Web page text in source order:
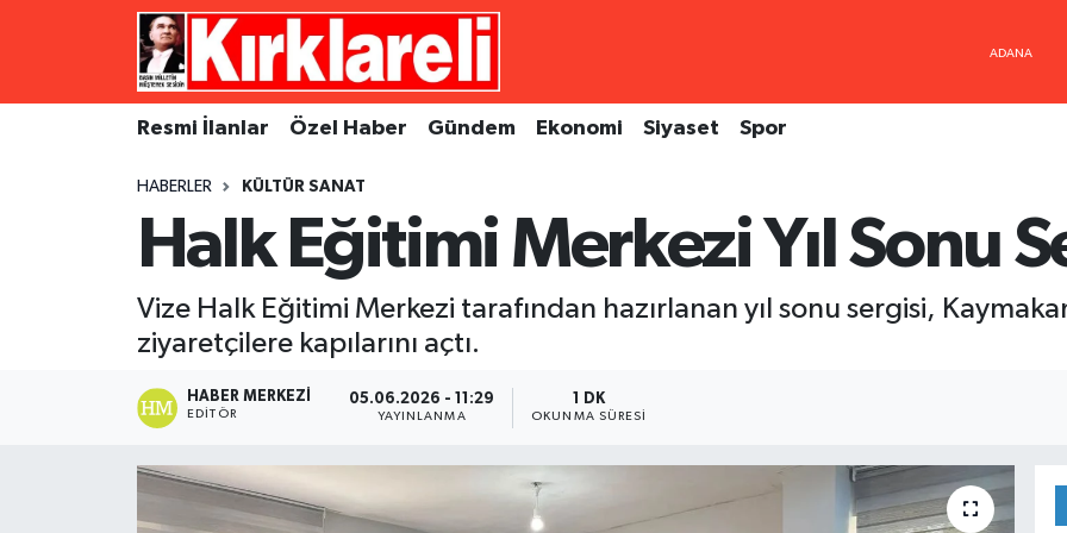
Resmi İlanlar Özel Haber Gündem Ekonomi Siyaset Spor
HABERLER KÜLTÜR SANAT
Halk Eğitimi Merkezi Yıl Sonu
Vize Halk Eğitimi Merkezi tarafından hazırlanan yıl sonu sergisi,
ziyaretçilere kapılarını açtı.
HABER MERKEZI
EDITÖR
05.06.2026 - 11:29
YAYINLANMA
1 DK
OKUNMA SÜRESI
Resmi İlanlar
Ekonomi
Kültür Sanat
Magazin
Merkez Nöbetçi Eczaneler
Süper Lig Puan Durumu ve Fikstür
Tüm Manşetler
Son Dakika Haberleri